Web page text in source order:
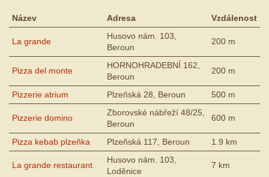
Název Adresa Vzdálenost
La grande
Husovo nám. 103,
Beroun
200 m
Pizza del monte
HORNOHRADEBNÍ 162,
Beroun
200 m
Pizzerie atrium Plzeňská 28, Beroun 500 m
Pizzerie domino
Zborovské nábřeží 48/25,
Beroun
600 m
Pizza kebab plzeňka Plzeňská 117, Beroun 1.9 km
La grande restaurant
Husovo nám. 103,
Loděnice
7 km